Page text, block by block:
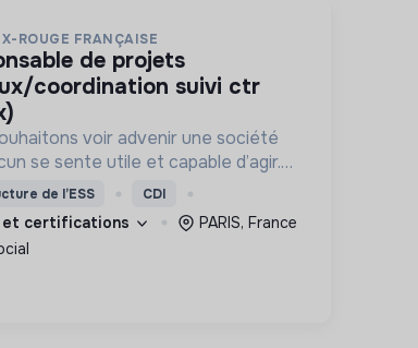
ROUGE FRANÇAISE
coordination suivi ctr
voir advenir une société
se sente utile et capable d’agir.
nous proposons des moyens et
d’engagement innovants et
à tous.
de l’ESS CDI
et certifications
PARIS, France